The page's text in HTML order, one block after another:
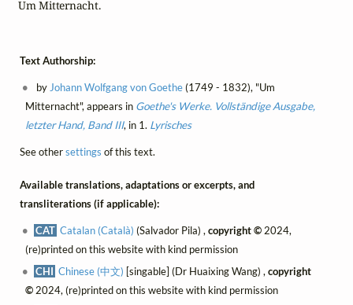
    Um Mitternacht.
Text Authorship:
by Johann Wolfgang von Goethe(1749 - 1832), "Um
Mitternacht", appears in Goethe's Werke. Vollständige Ausgabe,
letzter Hand, Band III, in 1. Lyrisches
See othersettings of this text.
Available translations, adaptations or excerpts, and
transliterations (if applicable):
CAT Catalan (Català) (Salvador Pila) ,copyright ©2024,
(re)printed on this website with kind permission
CHI Chinese (中文) [singable] (Dr Huaixing Wang) ,copyright
©2024, (re)printed on this website with kind permission